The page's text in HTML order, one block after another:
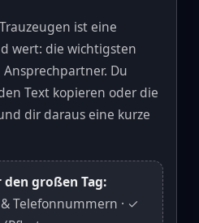
ist eine
wert: die wichtigsten
Du
Text kopieren oder die
dir daraus eine kurze
großen Tag:
Telefonnummern · ✓